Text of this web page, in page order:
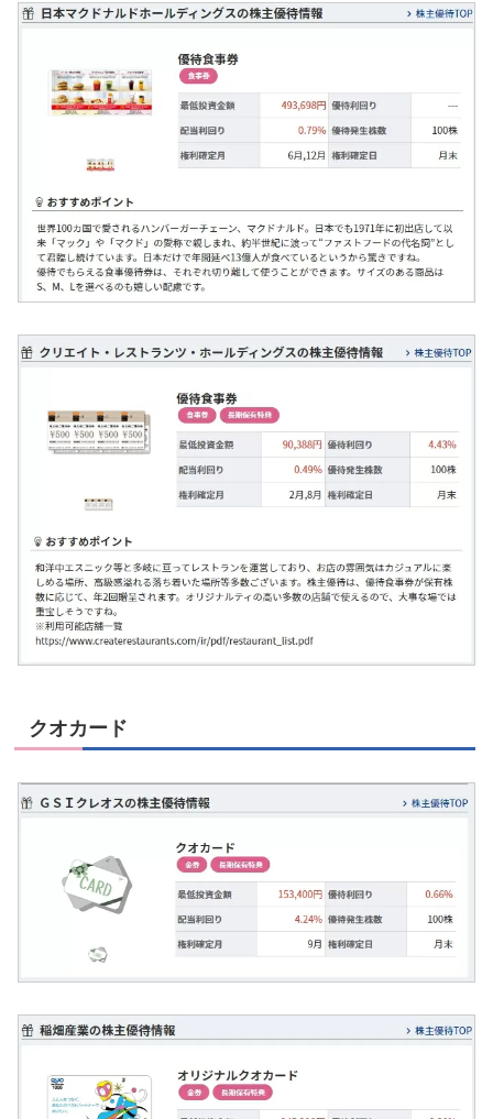
クオカード